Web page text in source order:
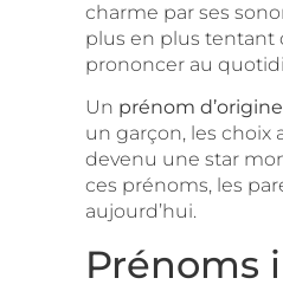
charme par ses
plus en plus tentant
prononcer au
Un prénom
un garçon, les choix
devenu une star
ces prénoms, les
aujourd’hui.
Prénoms